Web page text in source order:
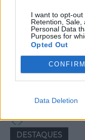
I want to opt-out
Retention, Sale,
Personal Data
Purposes for
Opted Out
CONFIRM
Data Deletion
Colheita de
Hospital
de agosto
DESTAQUES